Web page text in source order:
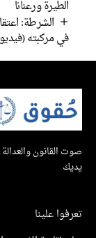
الطيرة ورعنانا
في مركبته
صوت القانون
يديك
تعرفوا علينا